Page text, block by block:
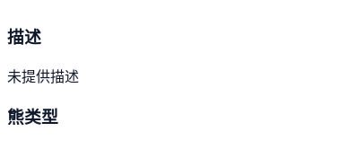
描述
未提供描述
熊类型